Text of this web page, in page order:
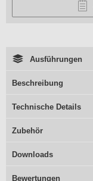
Ausführungen
Beschreibung
Technische Details
Zubehör
Downloads
Bewertungen